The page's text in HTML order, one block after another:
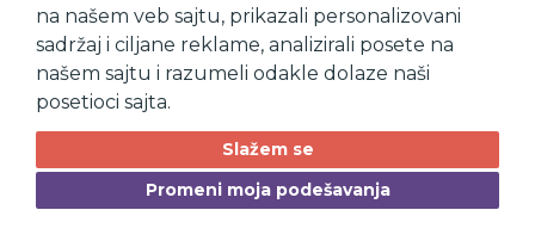
na našem veb sajtu, prikazali personalizovani
sadržaj i ciljane reklame, analizirali posete na
našem sajtu i razumeli odakle dolaze naši
posetioci sajta.
Slažem se
Promeni moja podešavanja